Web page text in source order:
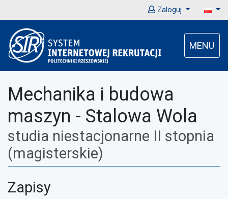
Zaloguj
MENU
Mechanika i budowa
maszyn - Stalowa Wola
studia niestacjonarne II stopnia
(magisterskie)
Zapisy